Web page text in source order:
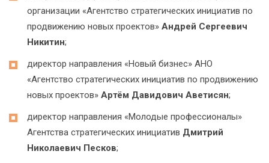
организации «Агентство стратегических инициатив по
продвижению новых проектов» Андрей Сергеевич
Никитин;
директор направления «Новый бизнес» АНО
«Агентство стратегических инициатив по продвижению
новых проектов» Артём Давидович Аветисян;
директор направления «Молодые профессионалы»
Агентства стратегических инициатив Дмитрий
Николаевич Песков;